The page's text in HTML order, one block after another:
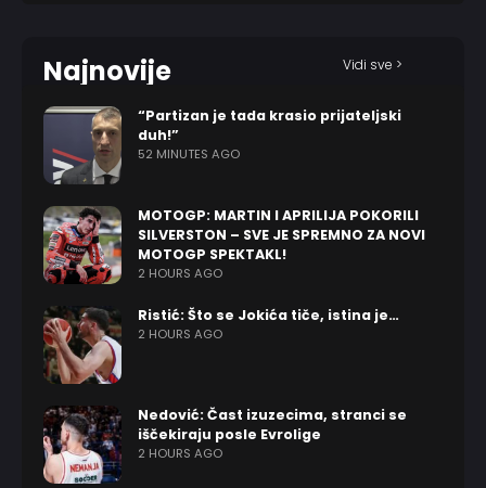
Najnovije Vidi sve >
“Partizan je tada krasio prijateljski
duh!”
52 MINUTES AGO
MOTOGP: MARTIN I APRILIJA POKORILI
SILVERSTON – SVE JE SPREMNO ZA NOVI
MOTOGP SPEKTAKL!
2 HOURS AGO
Ristić: Što se Jokića tiče, istina je…
2 HOURS AGO
Nedović: Čast izuzecima, stranci se
iščekiraju posle Evrolige
2 HOURS AGO